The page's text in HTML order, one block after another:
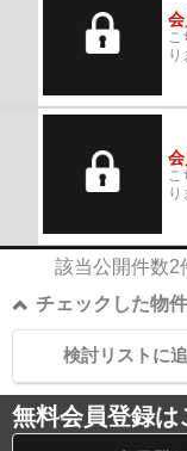
こ
り
こ
り
該当公開件数2
チェックした物
検討リストに
無料会員登録は